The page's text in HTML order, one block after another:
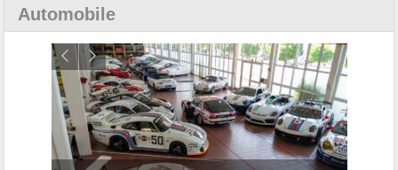
Automobile